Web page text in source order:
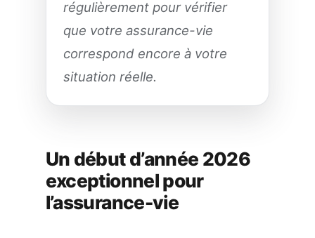
régulièrement pour vérifier
que votre assurance-vie
correspond encore à votre
situation réelle.
Un début d’année 2026
exceptionnel pour
l’assurance-vie